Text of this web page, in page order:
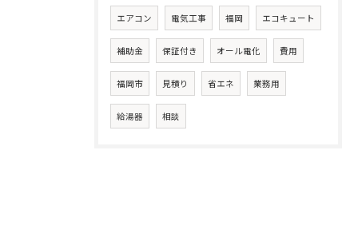
エアコン 電気工事 福岡 エコキュート
補助金 保証付き オール電化 費用
福岡市 見積り 省エネ 業務用
給湯器 相談